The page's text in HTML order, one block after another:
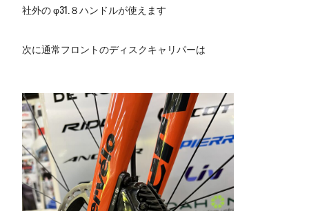
社外の φ31.８ハンドルが使えます
次に通常フロントのディスクキャリパーは